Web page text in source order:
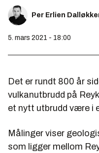
Per Erlien
5. mars 2021 - 18:00
Det er rundt 800 år
vulkanutbrudd på
et nytt utbrudd være i
Målinger viser
som ligger mellom